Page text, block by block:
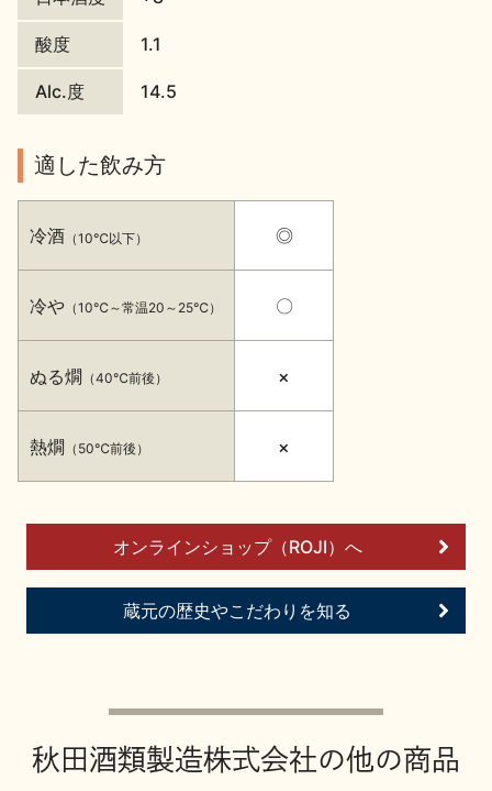
日本酒の楽しみ方特集
地酒・イベント情報
イベント情報TOP 新商品・おすすめ商品
季節の商品 イベント情報
美味しい地酒の選び方
酸度 1.1
Alc.度 14.5
適した飲み方
冷酒 （10℃以下）
冷や （10℃～常温20～25℃）
ぬる燗 （40℃前後）
熱燗 （50℃前後）
◎
〇
×
×
オンラインショップ（ROJI）へ
蔵元の歴史やこだわりを知る
秋田酒類製造株式会社の他の商品